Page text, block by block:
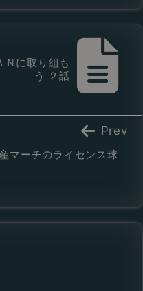
Ｎに取り組も
う ２話
マーチのライセンス球
Prev